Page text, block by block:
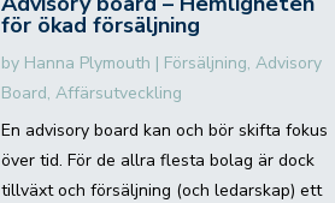
för ökad försäljning
by Hanna Plymouth | Försäljning,Advisory
Board,Affärsutveckling
En advisory board kan och bör skifta fokus
över tid. För de allra flesta bolag är dock
tillväxt och försäljning (och ledarskap) ett